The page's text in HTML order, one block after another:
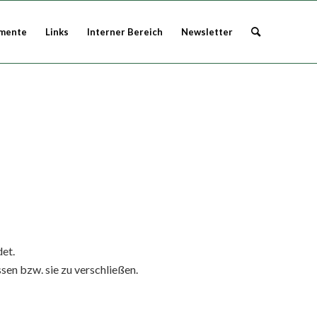
Links Interner Bereich Newsletter
bzw. sie zu verschließen.